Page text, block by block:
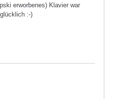
erworbenes) Klavier war
:-)